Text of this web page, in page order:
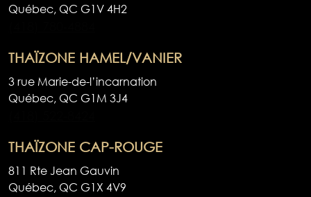
Québec, QC G1V 4H2
THAÏZONE HAMEL/VANIER
3 rue Marie-de-l’incarnation
Québec, QC G1M 3J4
THAÏZONE CAP-ROUGE
811 Rte Jean Gauvin
Québec, QC G1X 4V9